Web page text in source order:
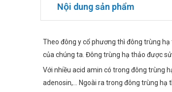
Nội dung sản phẩm
Theo đông y cổ phương thì đông trùng
của chúng ta. Đông trùng hạ thảo được
Với nhiều acid amin có trong đông trùng
adenosin,... Ngoài ra trong đông trùng hạ